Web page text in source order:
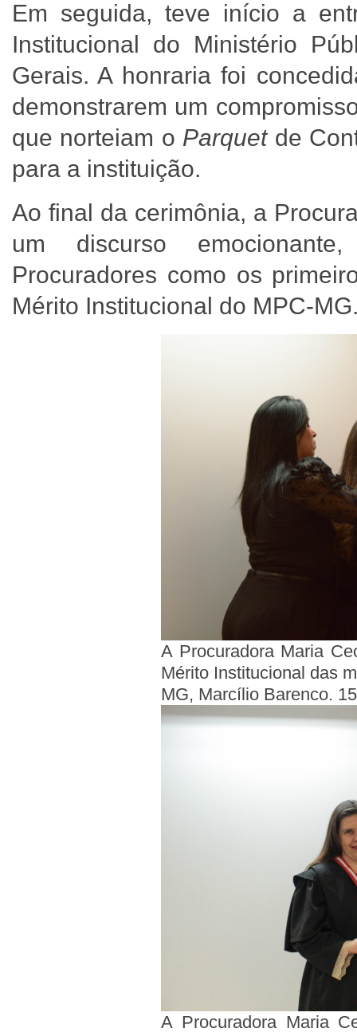
Em seguida, teve início a
Institucional do Ministério
Gerais. A honraria foi
demonstrarem um
que norteiam o Parquetde
para a instituição.
Ao final da cerimônia, a
um discurso
Procuradores como os
Mérito Institucional do MPC-
A Procuradora Maria
Mérito Institucional das
MG, Marcílio Barenco.
A Procuradora Maria